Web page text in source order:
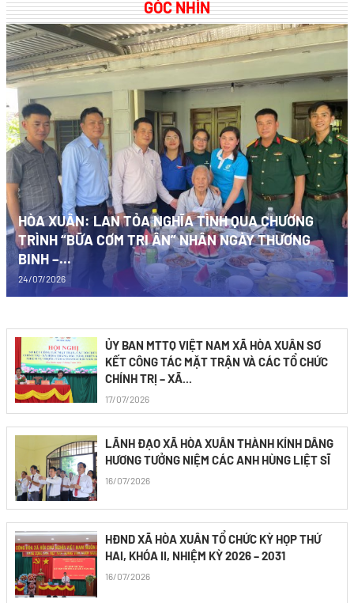
GÓC NHÌN
HÒA XUÂN: LAN TỎA NGHĨA TÌNH QUA CHƯƠNG
TRÌNH “BỮA CƠM TRI ÂN” NHÂN NGÀY THƯƠNG
BINH –...
24/07/2026
ỦY BAN MTTQ VIỆT NAM XÃ HÒA XUÂN SƠ
KẾT CÔNG TÁC MẶT TRẬN VÀ CÁC TỔ CHỨC
CHÍNH TRỊ – XÃ...
17/07/2026
LÃNH ĐẠO XÃ HÒA XUÂN THÀNH KÍNH DÂNG
HƯƠNG TƯỞNG NIỆM CÁC ANH HÙNG LIỆT SĨ
16/07/2026
HĐND XÃ HÒA XUÂN TỔ CHỨC KỲ HỌP THỨ
HAI, KHÓA II, NHIỆM KỲ 2026 – 2031
16/07/2026